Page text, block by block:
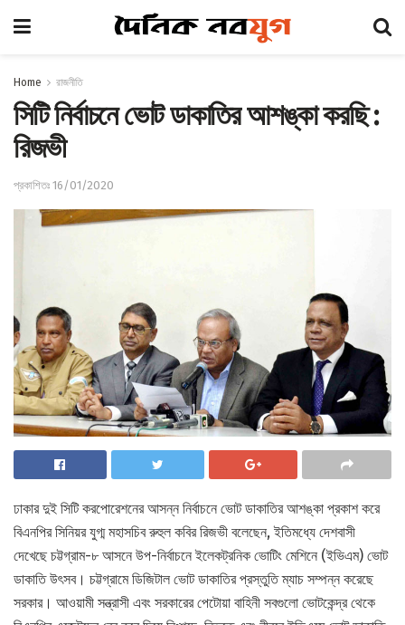
Home রাজনীতি
সিটি নির্বাচনে ভোট ডাকাতির আশঙ্কা করছি :
রিজভী
প্রকাশিতঃ 16/01/2020
ঢাকার দুই সিটি করপোরেশনের আসন্ন নির্বাচনে ভোট ডাকাতির আশঙ্কা প্রকাশ করে
বিএনপির সিনিয়র যুগ্ম মহাসচিব রুহুল কবির রিজভী বলেছেন, ইতিমধ্যে দেশবাসী
দেখেছে চট্টগ্রাম-৮ আসনে উপ-নির্বাচনে ইলেকট্রনিক ভোটিং মেশিনে (ইভিএম) ভোট
ডাকাতি উৎসব। চট্টগ্রামে ডিজিটাল ভোট ডাকাতির প্রস্তুতি ম্যাচ সম্পন্ন করেছে
সরকার। আওয়ামী সন্ত্রাসী এবং সরকারের পেটোয়া বাহিনী সবগুলো ভোটকেন্দ্র থেকে